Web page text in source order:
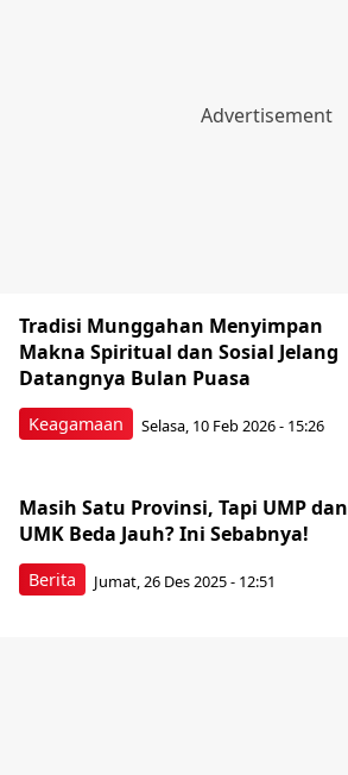
Keagamaan
Tradisi Munggahan Menyimpan
Makna Spiritual dan Sosial Jelang
Datangnya Bulan Puasa
Selasa, 10 Feb 2026 - 15:26
Berita
Masih Satu Provinsi, Tapi UMP dan
UMK Beda Jauh? Ini Sebabnya!
Jumat, 26 Des 2025 - 12:51